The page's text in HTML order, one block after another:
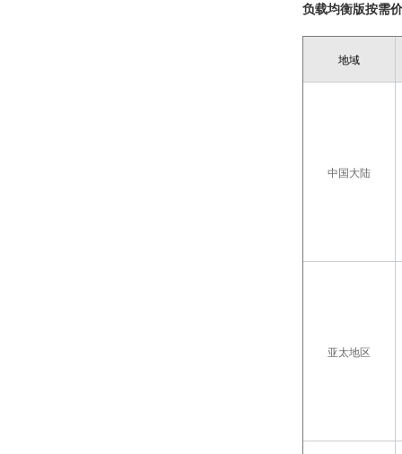
负载均衡版按需
地域
中国大陆
亚太地区